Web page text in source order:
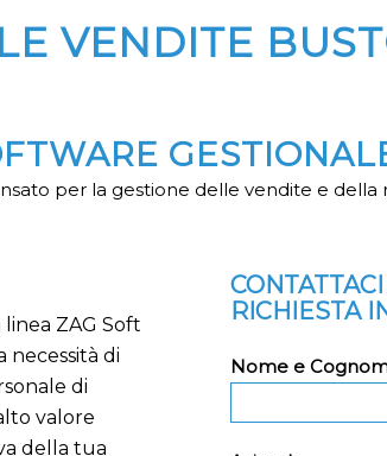
VENDITE
per la gestione delle vendite e
ZAG Soft
necessità di
di
valore
della tua
RICHIESTA
Nome e